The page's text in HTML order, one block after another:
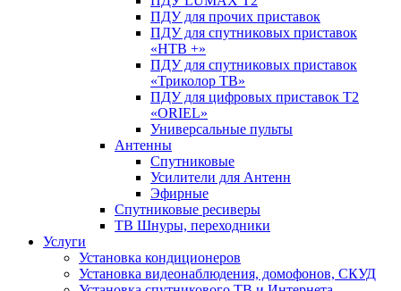
ПДУ для прочих приставок
ПДУ для спутниковых приставок
«НТВ +»
ПДУ для спутниковых приставок
«Триколор ТВ»
ПДУ для цифровых приставок Т2
«ORIEL»
Универсальные пульты
Антенны
Спутниковые
Усилители для Антенн
Эфирные
Спутниковые ресиверы
ТВ Шнуры, переходники
Услуги
Установка кондиционеров
Установка видеонаблюдения, домофонов, СКУД